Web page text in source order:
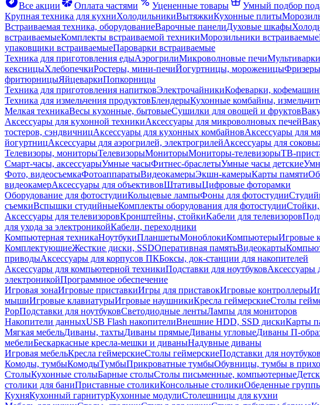
Все акции
Оплата частями Уцененные товары Умный подбор
Крупная техника для кухниХолодильникиВытяжкиКухонные плиты
Встраиваемая техника, оборудованиеВарочные панелиДуховые шкафы
встраиваемыеКомплекты встраиваемой техникиМорозильники встраиваемые
упаковщики встраиваемыеПароварки встраиваемые
Техника для приготовления едыАэрогрилиМикроволновые печиМультиварки
кексницыХлебопечкиРостеры, мини-печиЙогуртницы, мороженицыФризеры
фритюрницыЯйцеваркиПопкорницы
Техника для приготовления напитковЭлектрочайникиКофеварки,
Техника для измельчения продуктовБлендерыКухонные комбайны,
Мелкая техникаВесы кухонные, бытовыеСушилки для овощей и фруктов
Аксессуары для кухонной техникиАксессуары для микроволновых печей
тостеров, сэндвичницАксессуары для кухонных комбайновАксессуары для
йогуртницАксессуары для аэрогрилей, электрогрилейАксессуары для
Телевизоры, мониторыТелевизорыМониторыМониторы-телевизорыТВ-
Смарт-часы, аксессуарыУмные часыФитнес-браслетыУмные часы детские
Фото, видеосъемкаФотоаппаратыВидеокамерыЭкшн-камерыКарты памяти
видеокамерАксессуары для объективовШтативыЦифровые фоторамки
Оборудование для фотостудииКольцевые лампыФоны для фотостудии
съемкиВспышки студийныеКомплекты оборудования для фотостудииСтойки,
Аксессуары для телевизоровКронштейны, стойкиКабели для телевизоров
для ухода за электроникойКабели, переходники
Компьютерная техникаНоутбукиПланшетыМоноблокиКомпьютерыИгровые
КомплектующиеЖесткие диски, SSDОперативная памятьВидеокарты
приводыАксессуары для корпусов ПКБоксы, док-станции для накопителей
Аксессуары для компьютерной техникиПодставки для ноутбуковАксессуары
электроникойПрограммное обеспечение
Игровая зонаИгровые приставкиИгры для приставокИгровые контроллеры
мышиИгровые клавиатурыИгровые наушникиКресла геймерскиеСтолы
PopПодставки для ноутбуковСветодиодные лентыЛампы для мониторов
Накопители данныхUSB Flash накопителиВнешние HDD, SSD дискиКарты
Мягкая мебельДиваны, тахтыДиваны прямыеДиваны угловыеДиваны П-
мебелиБескаркасные кресла-мешки и диваныНадувные диваны
Игровая мебельКресла геймерскиеСтолы геймерскиеПодставки для ноутбуков
Комоды, тумбыКомодыТумбыПрикроватные тумбыОбувницы, тумбы в
СтолыКухонные столыБарные столыСтолы письменные, компьютерные
столики для баниПриставные столикиКонсольные столикиОбеденные
КухняКухонный гарнитурКухонные модулиСтолешницы для кухни